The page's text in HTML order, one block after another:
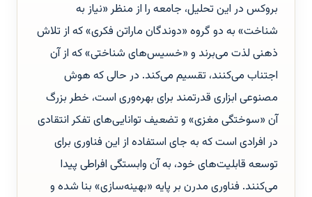
بروکس در این تحلیل، جامعه را از منظر «نیاز به
شناخت» به دو گروه «دوندگان ماراتن فکری» که از تلاش
ذهنی لذت می‌برند و «خسیس‌های شناختی» که از آن
اجتناب می‌کنند، تقسیم می‌کند. در حالی که هوش
مصنوعی ابزاری قدرتمند برای بهره‌وری است، خطر بزرگ
آن «سوختگی مغزی» و تضعیف توانایی‌های تفکر انتقادی
در افرادی است که به جای استفاده از این فناوری برای
توسعه قابلیت‌های خود، به آن وابستگی افراطی پیدا
می‌کنند. فناوری مدرن بر پایه «بهینه‌سازی» بنا شده و